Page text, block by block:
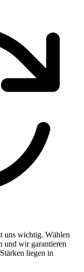
uns wichtig. Wählen
und wir garantieren
liegen in